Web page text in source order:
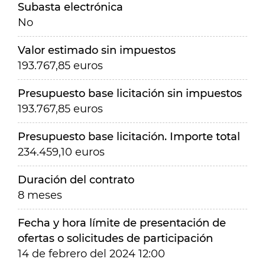
Subasta electrónica
No
Valor estimado sin impuestos
193.767,85 euros
Presupuesto base licitación sin impuestos
193.767,85 euros
Presupuesto base licitación. Importe total
234.459,10 euros
Duración del contrato
8 meses
Fecha y hora límite de presentación de
ofertas o solicitudes de participación
14 de febrero del 2024 12:00